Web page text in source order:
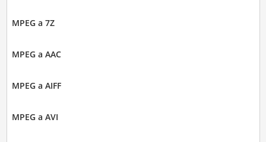
MPEG a 7Z
MPEG a AAC
MPEG a AIFF
MPEG a AVI